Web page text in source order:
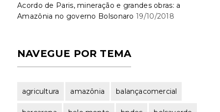
Acordo de Paris, mineração e grandes obras: a
Amazônia no governo Bolsonaro 19/10/2018
NAVEGUE POR TEMA
agricultura amazônia balançacomercial